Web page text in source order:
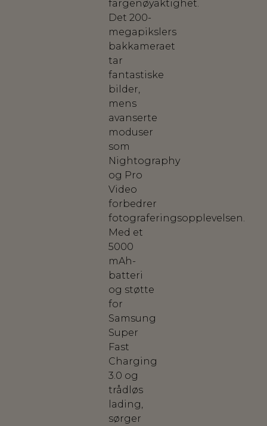
fargenøyaktighet.
Det 200-
megapikslers
bakkameraet
tar
fantastiske
bilder,
mens
avanserte
moduser
som
Nightography
og Pro
Video
forbedrer
fotograferingsopplevelsen.
Med et
5000
mAh-
batteri
og støtte
for
Samsung
Super
Fast
Charging
3.0 og
trådløs
lading,
sørger